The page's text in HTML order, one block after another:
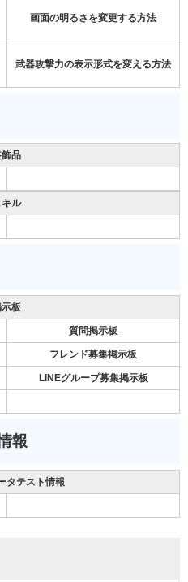
画面の明るさを変更する方法
武器攻撃力の表示形式を変える方法
飾品
キル
板
質問掲示板
フレンド募集掲示板
LINEグループ募集掲示板
報
タテスト情報